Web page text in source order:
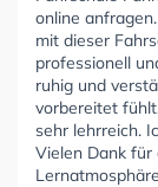
online
mit dieser
professionell
ruhig und
vorbereitet
sehr lehrreich.
Vielen Dank